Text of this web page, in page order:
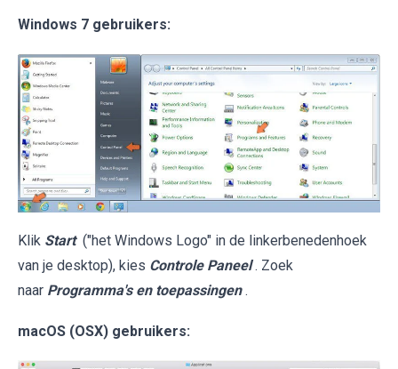
Windows 7 gebruikers:
Klik Start ("het Windows Logo" in de linkerbenedenhoek
van je desktop), kies Controle Paneel . Zoek
naar Programma's en toepassingen .
macOS (OSX) gebruikers: